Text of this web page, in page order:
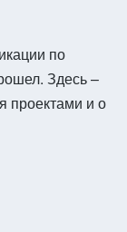
по
Здесь –
проектами и о